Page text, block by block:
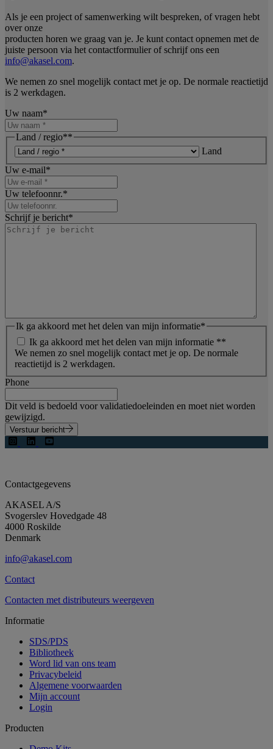
Als je een project of samenwerking wilt bespreken, of vragen hebt
over onze
producten horen we graag van je. Je kunt contact opnemen met de
juiste persoon via het contactformulier of schrijf ons een
info@akasel.com.
We nemen zo snel mogelijk contact met je op. De normale reactietijd
is 2 werkdagen.
Uw naam*
Land / regio**
Land
Uw e-mail*
Uw telefoonnr.*
Schrijf je bericht*
Ik ga akkoord met het delen van mijn informatie*
Ik ga akkoord met het delen van mijn informatie **
We nemen zo snel mogelijk contact met je op. De normale
reactietijd is 2 werkdagen.
Phone
Dit veld is bedoeld voor validatiedoeleinden en moet niet worden
gewijzigd.
Verstuur bericht
Contactgegevens
AKASEL A/S
Svogerslev Hovedgade 48
4000 Roskilde
Denmark
info@akasel.com
Contact
Contacten met distributeurs weergeven
Informatie
SDS/PDS
Bibliotheek
Word lid van ons team
Privacybeleid
Algemene voorwaarden
Mijn account
Login
Producten